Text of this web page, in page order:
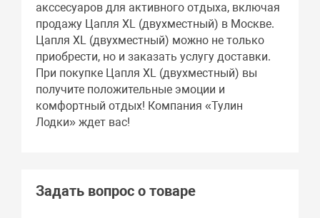
акссесуаров для активного отдыха, включая
продажу Цапля XL (двухместный) в Москве.
Цапля XL (двухместный) можно не только
приобрести, но и заказать услугу доставки.
При покупке Цапля XL (двухместный) вы
получите положительные эмоции и
комфортный отдых! Компания «Тулин
Лодки» ждет вас!
Задать вопрос о товаре